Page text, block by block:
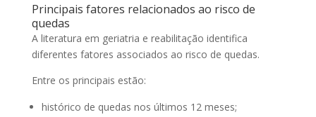
Principais fatores relacionados ao risco de
quedas
A literatura em geriatria e reabilitação identifica
diferentes fatores associados ao risco de quedas.
Entre os principais estão:
histórico de quedas nos últimos 12 meses;